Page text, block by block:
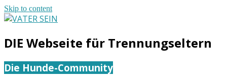
Skip to content
SEIN
DIE Webseite für Trennungseltern
Die Hunde-Community